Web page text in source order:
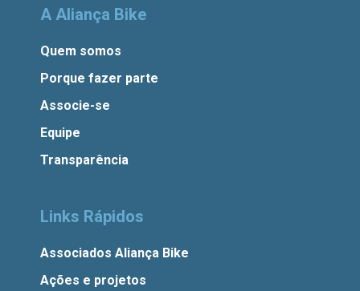
A Aliança Bike
Quem somos
Porque fazer parte
Associe-se
Equipe
Transparência
Links Rápidos
Associados Aliança Bike
Ações e projetos